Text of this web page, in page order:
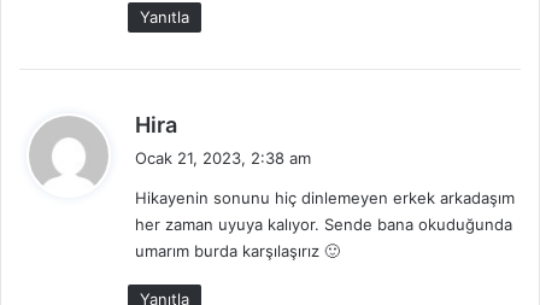
Yanıtla
Hira
i
k
i
:
Ocak 21, 2023, 2:38 am
Hikayenin sonunu hiç dinlemeyen erkek arkadaşım
her zaman uyuya kalıyor. Sende bana okuduğunda
umarım burda karşılaşırız 🙂
Yanıtla